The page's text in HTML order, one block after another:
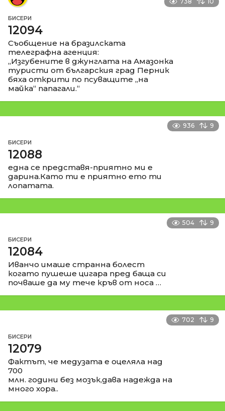
БИСЕРИ
12094
Съобщение на бразилската
телеграфна агенция:
„Изгубените в джунглата на Амазонка
туристи от българския град Перник
бяха открити по псуващите „на
майка“ папагали.“
936 9
БИСЕРИ
12088
една се представя-приятно ми е
дарина.Като ти е приятно ето ти
лопатата.
504 9
БИСЕРИ
12084
Иванчо имаше странна болест
когато пушеше цигара пред баща си
почваше да му тече кръв от носа …
702 9
БИСЕРИ
12079
Фактът, че медузата е оцеляла над
700
млн. години без мозък,дава надежда на
много хора..